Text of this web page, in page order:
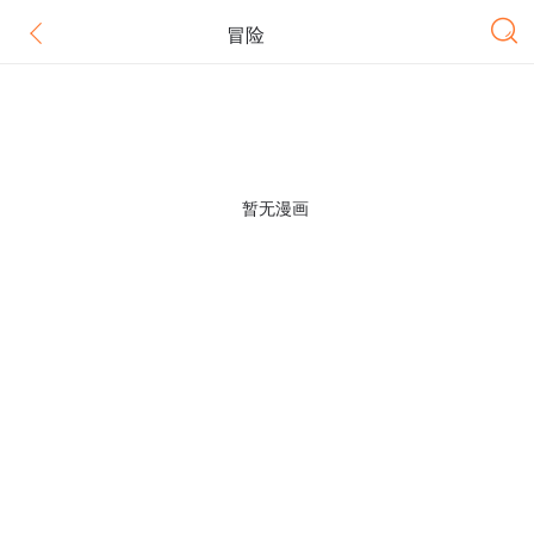
冒险
暂无漫画